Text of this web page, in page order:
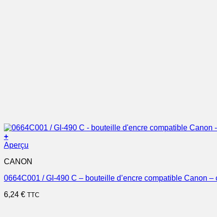
+
Aperçu
CANON
0664C001 / GI-490 C – bouteille d’encre compatible Canon –
6,24 € TTC